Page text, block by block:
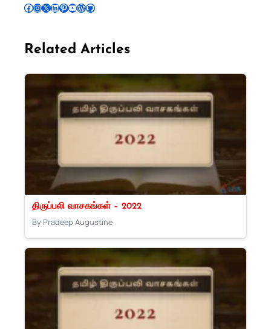
Follow Pradeep on Facebook Follow Pradeep on InstagramFollow Pradeep on X Follow Pradeep on LinkedIn Follow Pradeep on Pinterest Subscribe to Pradeep’s Youtube Channel Follow Pradeep on WordPress Follow Pradeep on GitHub
Related Articles
திருப்பலி வாசகங்கள் – 2022
By Pradeep Augustine